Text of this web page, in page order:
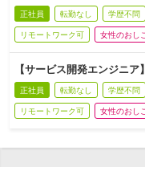
正社員 転勤なし 学歴不問
リモートワーク可 女性のおし
【サービス開発エンジニ
正社員 転勤なし 学歴不問
リモートワーク可 女性のおし